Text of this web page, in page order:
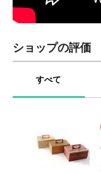
ショップの評価
すべて